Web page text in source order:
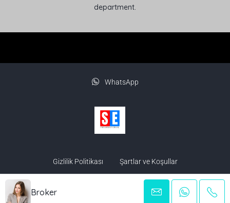
Broker
department.
WhatsApp
Gizlilik Politikası Şartlar ve Koşullar
© Northern Cyprus Property - All rights reserved.